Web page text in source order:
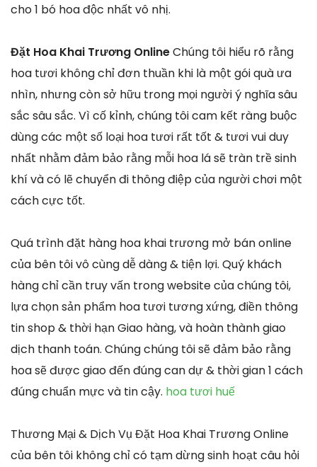
cho 1 bó hoa độc nhất vô nhị.
Đặt Hoa Khai Trương OnlineChúng tôi hiểu rõ rằng
hoa tươi không chỉ đơn thuần khi là một gói quà ưa
nhìn, nhưng còn sở hữu trong mọi người ý nghĩa sâu
sắc sâu sắc. Vì cố kỉnh, chúng tôi cam kết ràng buộc
dùng các một số loại hoa tươi rất tốt & tươi vui duy
nhất nhằm đảm bảo rằng mỗi hoa lá sẽ tràn trề sinh
khí và có lẽ chuyển đi thông điệp của người chơi một
cách cực tốt.
Quá trình đặt hàng hoa khai trương mở bán online
của bên tôi vô cùng dễ dàng & tiện lợi. Quý khách
hàng chỉ cần truy vấn trong website của chúng tôi,
lựa chọn sản phẩm hoa tươi tương xứng, điền thông
tin shop & thời hạn Giao hàng, và hoàn thành giao
dịch thanh toán. Chúng chúng tôi sẽ đảm bảo rằng
hoa sẽ được giao đến đúng can dự & thời gian 1 cách
đúng chuẩn mực và tin cậy. hoa tươi huế
Thương Mại & Dịch Vụ Đặt Hoa Khai Trương Online
của bên tôi không chỉ có tạm dừng sinh hoạt câu hỏi